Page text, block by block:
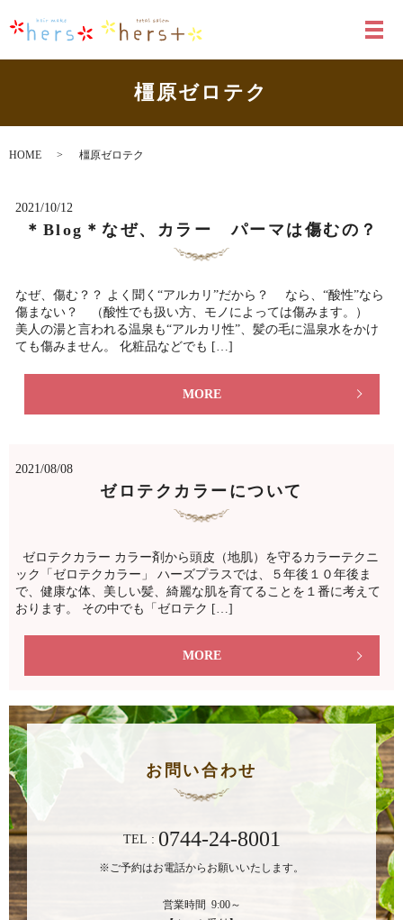
メ
橿原ゼロテク
HOME 橿原ゼロテク
2021/10/12
＊Blog＊なぜ、カラー パーマは傷むの？
なぜ、傷む？？ よく聞く“アルカリ”だから？ なら、“酸性”なら
傷まない？ （酸性でも扱い方、モノによっては傷みます。）
美人の湯と言われる温泉も“アルカリ性”、髪の毛に温泉水をかけ
ても傷みません。 化粧品などでも […]
MORE
2021/08/08
ゼロテクカラーについて
ゼロテクカラー カラー剤から頭皮（地肌）を守るカラーテクニ
ック「ゼロテクカラー」 ハーズプラスでは、５年後１０年後ま
で、健康な体、美しい髪、綺麗な肌を育てることを１番に考えて
おります。 その中でも「ゼロテク […]
MORE
お問い合わせ
TEL : 0744-24-8001
※ご予約はお電話からお願いいたします。
営業時間 9:00～